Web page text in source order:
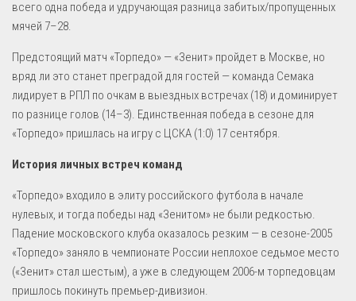
всего одна победа и удручающая разница забитых/пропущенных
мячей 7–28.
Предстоящий матч «Торпедо» — «Зенит» пройдет в Москве, но
вряд ли это станет преградой для гостей — команда Семака
лидирует в РПЛ по очкам в выездных встречах (18) и доминирует
по разнице голов (14–3). Единственная победа в сезоне для
«Торпедо» пришлась на игру с ЦСКА (1:0) 17 сентября.
История личных встреч команд
«Торпедо» входило в элиту российского футбола в начале
нулевых, и тогда победы над «Зенитом» не были редкостью.
Падение московского клуба оказалось резким — в сезоне-2005
«Торпедо» заняло в чемпионате России неплохое седьмое место
(«Зенит» стал шестым), а уже в следующем 2006-м торпедовцам
пришлось покинуть премьер-дивизион.